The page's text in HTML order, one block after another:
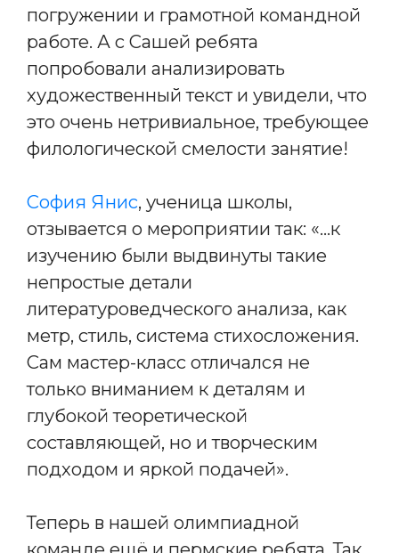
погружении и грамотной командной
работе. А с Сашей ребята
попробовали анализировать
художественный текст и увидели, что
это очень нетривиальное, требующее
филологической смелости занятие!
София Янис, ученица школы,
отзывается о мероприятии так: «…к
изучению были выдвинуты такие
непростые детали
литературоведческого анализа, как
метр, стиль, система стихосложения.
Сам мастер-класс отличался не
только вниманием к деталям и
глубокой теоретической
составляющей, но и творческим
подходом и яркой подачей».
Теперь в нашей олимпиадной